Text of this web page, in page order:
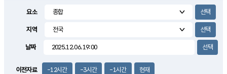
2.0m/s
요소
지역
날짜
이전자료 -12시간 -3시간 -1시간 현재